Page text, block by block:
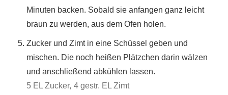
Minuten backen. Sobald sie anfangen ganz leicht
braun zu werden, aus dem Ofen holen.
Zucker und Zimt in eine Schüssel geben und
mischen. Die noch heißen Plätzchen darin wälzen
und anschließend abkühlen lassen.
5 EL Zucker, 4 gestr. EL Zimt